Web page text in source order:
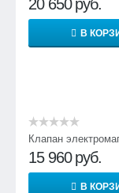
20 650 руб.
В
Клапан
15 960 руб.
В